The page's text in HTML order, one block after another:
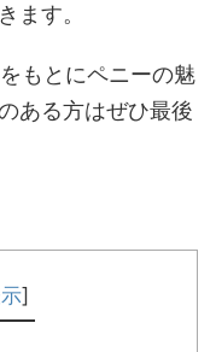
ます。
もとにペニーの魅
ある方はぜひ最後
]